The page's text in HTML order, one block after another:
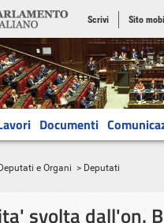
Scrivi Sito
Documenti
Deputati e Organi > Deputati
svolta dall'on.